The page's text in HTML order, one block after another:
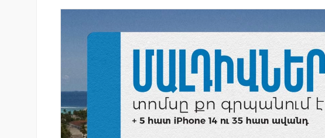
լուծումների
Սպորտ և փող. Ինչպես են պատմության
10 ամենահարուստ մարզիկները կուտակել
իրենց կարողությունը